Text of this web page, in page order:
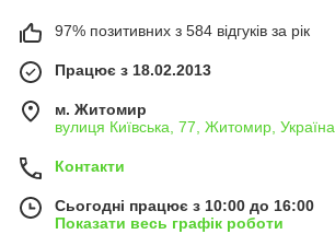
97% позитивних з 584 відгуків за рік
Працює з 18.02.2013
м. Житомир
вулиця Київська, 77, Житомир, Україна
Контакти
Сьогодні працює з 10:00 до 16:00
Показати весь графік роботи